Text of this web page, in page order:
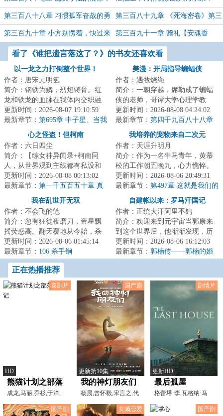
它来自圣骸！
第三百八十八章 习惯孤军奋战的勇
者，终要迎来他的万马千军！
第三百八十九章 《死海密卷》第三
篇章？养尸赶尸，百无禁忌！
第三百九十章 小方别愣着，快过来
给白舟推推屁股！
第三百九十一章 赠礼【安魂香
*3】；那个男人，是谁？！
看了《谁把遗言落这了？》的书友还喜欢看
以一龙之力打倒整个世界！
作者：唐宋元明氢
简介：钢铁为鳞，烈焰铸骨。红
龙和铁龙的血脉在我体内交织融
合，构筑出耀眼的新生，烈焰与
钢铁是我与生俱...
更新时间：2026-08-07 19:10:59
最新章节： 第695章 中子星、当我
的儿子吧、婚礼
美漫：开局指导蝙蝠侠
作者：遇牧烧绳
简介：一朝穿越，席勒成了蝙蝠
侠的老师，哥谭大学心理学教
授。刚来第一天，布鲁斯·韦恩就
进了心理诊室。...
更新时间：2026-08-08 04:24:02
最新章节： 第四千九百八十八章
前进约克前进（六）
心之怪盗！但柯南
作者：六日四尘
简介：【综女神异闻录+柯南同
人，从世界观到主线都有私设和
魔改】【无女主，有酒厂马甲，
主角带着P游戏界...
更新时间：2026-08-08 00:13:02
最新章节： 第一千五百五十章 真
我培养的宠物来自二次元
作者：天涯升明月
简介：作为一名牛马青年，黄慕
松的工作朝五晚九，心力憔悴。
而某天，在幽暗的小巷里，他遇
到了一只呆萌可...
更新时间：2026-08-06 20:49:31
最新章节： 第497章 这就是我们的
羁绊呀！（上）
我在乱世开无双
作者：不会飞的笔
简介：忽有狂徒夜磨刀，帝星飘
摇荧惑高。翻天覆地从今始，杀
人何须惜手劳。......武朝末年，诸
侯割据，烽...
更新时间：2026-08-06 01:45:14
最新章节： 106 杀手锏
自建帐以来：罗马汗国记
作者：正统大汗阿里不鸽
简介：欢迎来到元宇宙当郭康来
到这个世界后，他渐渐发现，历
史似乎有些不对。在东罗马故
地，出现了一个被...
更新时间：2026-08-06 16:12:03
最新章节： 郭楠传——郭楠的婚
正在热播推荐
喜剧片
HD
熊猫计划之部落
奇遇记
成龙,马丽,乔杉,于洋,
王影璐,张子栋,王成思
国产剧
更新第10集
我的神灯朋友们
杨晨,曾怀毅,宋言之,代
严战,赵振威,Lysenko
剧情片
更新HD
最后孤屋
格蕾塔·李,瓦格纳·马
拉,西德·爱德华兹,
国产剧
女频恋爱 国产剧